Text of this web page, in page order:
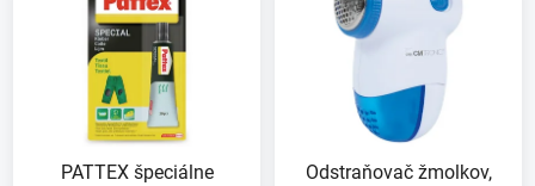
PATTEX špeciálne
Odstraňovač žmolkov,